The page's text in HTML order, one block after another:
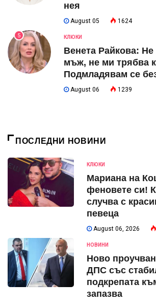
нея
August 05 1624
5 КЛЮКИ
Венета Райкова:
мъж, не ми трябва
Подмладявам се
August 06 1239
ПОСЛЕДНИ НОВИНИ
КЛЮКИ
Мариана на
феновете си!
случва с
певеца
August 06, 2026
НОВИНИ
Ново
ДПС със
подкрепата
запазва